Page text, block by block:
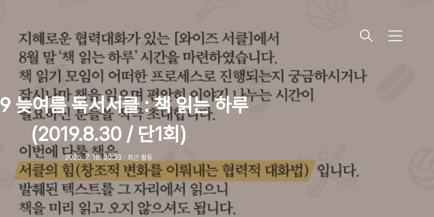
메
늦여름 독서서클 : 책 읽는 하루
(2019.8.30 / 단1회)
2025. 7. 18. 20:33 ㆍ 최근 활동